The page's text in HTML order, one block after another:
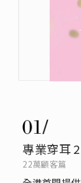
專業穿耳
22萬顧客篇